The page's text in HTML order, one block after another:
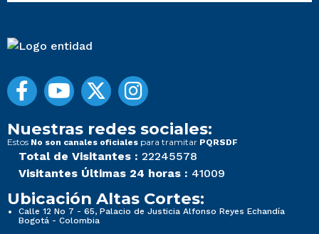
Nuestras redes sociales:
Estos No son canales oficiales para tramitar PQRSDF
Total de Visitantes : 22245578
Visitantes Últimas 24 horas : 41009
Ubicación Altas Cortes:
Calle 12 No 7 - 65, Palacio de Justicia Alfonso Reyes Echandía
Bogotá - Colombia